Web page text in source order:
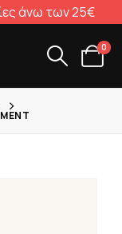
άνω των 25€
0